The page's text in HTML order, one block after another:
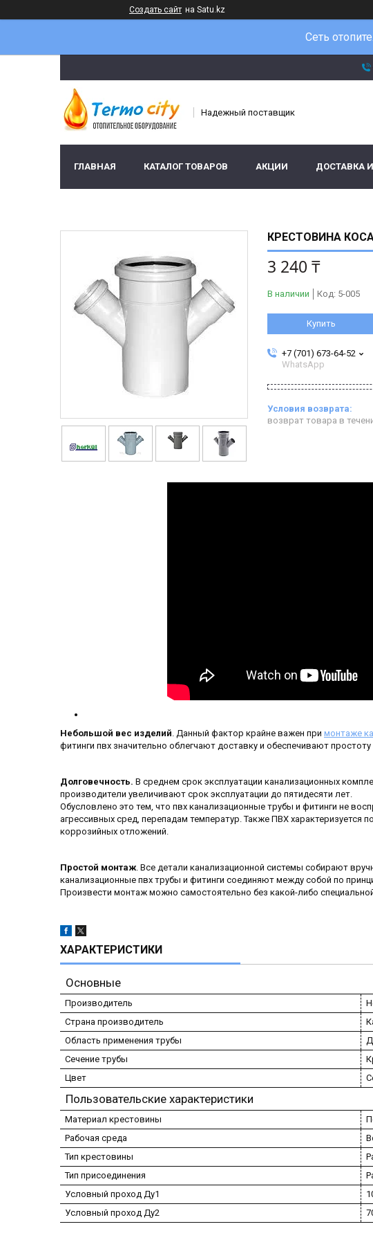
Создать сайт на Satu.kz
Сеть
Надежный поставщик
ГЛАВНАЯ КАТАЛОГ ТОВАРОВ АКЦИИ ДОСТАВКА
КРЕСТОВИНА
3 240 ₸
В наличии Код: 5-005
Купить
+7 (701) 673-64-52
WhatsApp
возврат товара в
Небольшой вес изделий. Данный фактор крайне важен при монтаже
фитинги пвх значительно облегчают доставку и обеспечивают
Долговечность. В среднем срок эксплуатации канализационных
производители увеличивают срок эксплуатации до пятидесяти лет.
Обусловлено это тем, что пвх канализационные трубы и фитинги не
агрессивных сред, перепадам температур. Также ПВХ характеризуется
коррозийных отложений.
Простой монтаж. Все детали канализационной системы собирают
канализационные пвх трубы и фитинги соединяют между собой по
Произвести монтаж можно самостоятельно без какой-либо
ХАРАКТЕРИСТИКИ
Основные
Производитель
Страна производитель
Область применения трубы
Сечение трубы
Цвет
Пользовательские характеристики
Материал крестовины
Рабочая среда
Тип крестовины
Тип присоединения
Условный проход Ду1
Условный проход Ду2